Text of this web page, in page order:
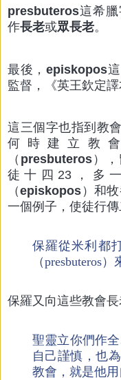
presbuteros這希
作長老或眾長老。
最後，episkopos
監督，《英王欽定
這三個字也指到教
何時建立教
（ presbuteros），
徒十四23，多
（episkopos ）和
一個例子，使徒行
保羅從米利都
（presbuteros）
保羅又向這些教會長
聖靈立你們作
自己謹慎，也
教會，就是他用